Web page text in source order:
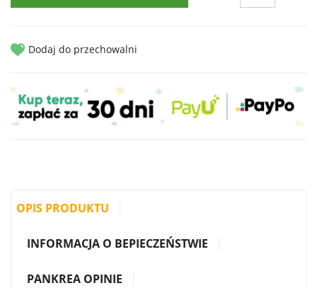
Dodaj do przechowalni
OPIS PRODUKTU
INFORMACJA O BEPIECZEŃSTWIE
PANKREA OPINIE